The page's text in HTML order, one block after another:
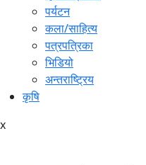
पर्यटन
कला/साहित्य
पत्रपत्रिका
भिडियो
अन्तराष्ट्रिय
कृषि
x